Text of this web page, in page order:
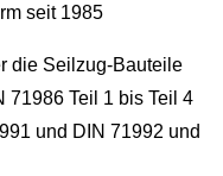
seit 1985
die Seilzug-Bauteile
71986 Teil 1 bis Teil 4
und DIN 71992 und